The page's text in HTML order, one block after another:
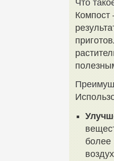
Что
Компост
более